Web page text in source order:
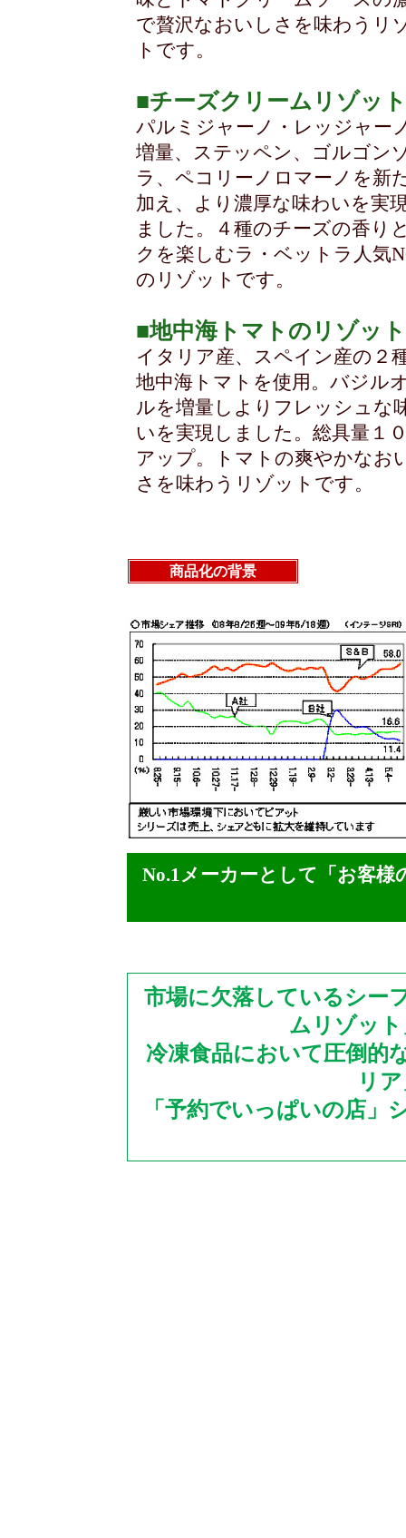
で贅沢なおいしさを味わうリ
トです。
■チーズクリームリゾット
パルミジャーノ・レッジャー
増量、ステッペン、ゴルゴン
ラ、ペコリーノロマーノを新
加え、より濃厚な味わいを実
ました。４種のチーズの香り
クを楽しむラ・ベットラ人気
のリゾットです。
■地中海トマトのリゾット
イタリア産、スペイン産の２
地中海トマトを使用。バジル
ルを増量しよりフレッシュな
いを実現しました。総具量１
アップ。トマトの爽やかなお
さを味わうリゾットです。
商品化の背景
No.1メーカーとして「お客
市場に欠落しているシー
ムリゾッ
冷凍食品において圧倒的
リ
「予約でいっぱいの店